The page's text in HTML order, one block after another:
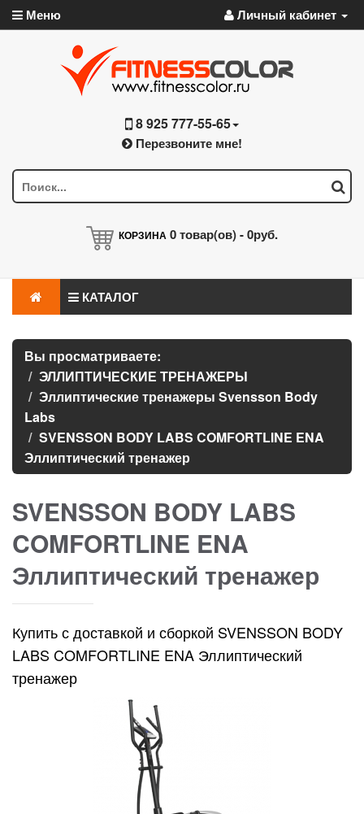
Меню Личный кабинет
8 925 777-55-65
Перезвоните мне!
КОРЗИНА 0товар(ов) -0руб.
КАТАЛОГ
Вы просматриваете:
ЭЛЛИПТИЧЕСКИЕ ТРЕНАЖЕРЫ
Эллиптические тренажеры Svensson Body
Labs
SVENSSON BODY LABS COMFORTLINE ENA
Эллиптический тренажер
SVENSSON BODY LABS
COMFORTLINE ENA
Эллиптический тренажер
Купить с доставкой и сборкой SVENSSON BODY
LABS COMFORTLINE ENA Эллиптический
тренажер